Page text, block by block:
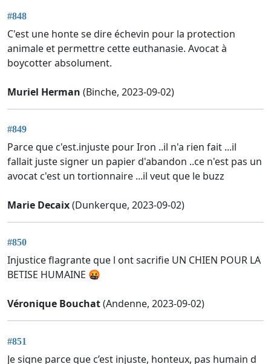
#848
C'est une honte se dire échevin pour la protection
animale et permettre cette euthanasie. Avocat à
boycotter absolument.
Muriel Herman (Binche, 2023-09-02)
#849
Parce que c'est.injuste pour Iron ..il n'a rien fait ...il
fallait juste signer un papier d'abandon ..ce n'est pas un
avocat c'est un tortionnaire ...il veut que le buzz
Marie Decaix(Dunkerque, 2023-09-02)
#850
Injustice flagrante que l ont sacrifie UN CHIEN POUR LA
BETISE HUMAINE 🤬
Véronique Bouchat(Andenne, 2023-09-02)
#851
Je signe parce que c’est injuste, honteux, pas humain d